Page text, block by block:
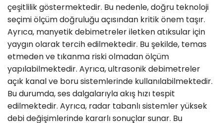
çeşitlilik göstermektedir. Bu nedenle, doğru teknoloji
seçimi ölçüm doğruluğu açısından kritik önem taşır.
Ayrıca, manyetik debimetreler iletken atıksular için
yaygın olarak tercih edilmektedir. Bu şekilde, temas
etmeden ve tıkanma riski olmadan ölçüm
yapılabilmektedir. Ayrıca, ultrasonik debimetreler
açık kanal ve boru sistemlerinde kullanılabilmektedir.
Bu durumda, ses dalgalarıyla akış hızı tespit
edilmektedir. Ayrıca, radar tabanlı sistemler yüksek
debi değişimlerinde kararlı sonuçlar sunar. Bu